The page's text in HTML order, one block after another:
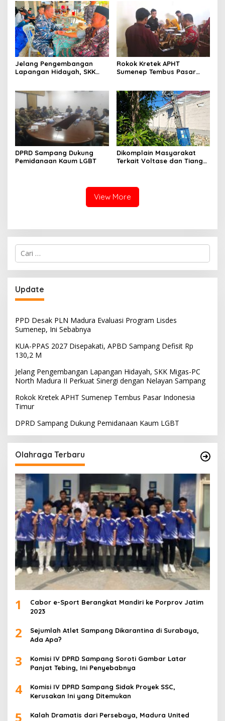
Jelang Pengembangan
Lapangan Hidayah, SKK
Nelayan Sampang
Rokok Kretek APHT
Sumenep Tembus Pasar
DPRD Sampang Dukung
Pemidanaan Kaum LGBT
Dikomplain Masyarakat
Terkait Voltase dan Tiang
View More
Cari
untuk:
Update
PPD Desak PLN Madura Evaluasi Program Lisdes
Sumenep, Ini Sebabnya
KUA-PPAS 2027 Disepakati, APBD Sampang Defisit Rp
130,2 M
Jelang Pengembangan Lapangan Hidayah, SKK Migas-PC
North Madura II Perkuat Sinergi dengan Nelayan Sampang
Rokok Kretek APHT Sumenep Tembus Pasar Indonesia
Timur
DPRD Sampang Dukung Pemidanaan Kaum LGBT
Olahraga Terbaru
1
Cabor e-Sport Berangkat Mandiri ke Porprov Jatim
2023
2
Sejumlah Atlet Sampang Dikarantina di Surabaya,
Ada Apa?
3
Komisi IV DPRD Sampang Soroti Gambar Latar
Panjat Tebing, Ini Penyebabnya
4
Komisi IV DPRD Sampang Sidak Proyek SSC,
Kerusakan Ini yang Ditemukan
5
Kalah Dramatis dari Persebaya, Madura United